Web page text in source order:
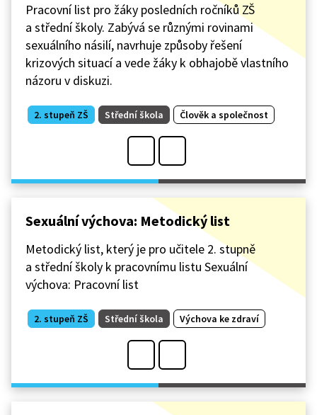
Pracovní list pro žáky posledních ročníků ZŠ
a střední školy. Zabývá se různými rovinami
sexuálního násilí, navrhuje způsoby řešení
krizových situací a vede žáky k obhajobě vlastního
názoru v diskuzi.
2. stupeň ZŠ Střední škola Člověk a společnost
Sexuální výchova: Metodický list
Metodický list, který je pro učitele 2. stupně
a střední školy k pracovnímu listu Sexuální
výchova: Pracovní list
2. stupeň ZŠ Střední škola Výchova ke zdraví